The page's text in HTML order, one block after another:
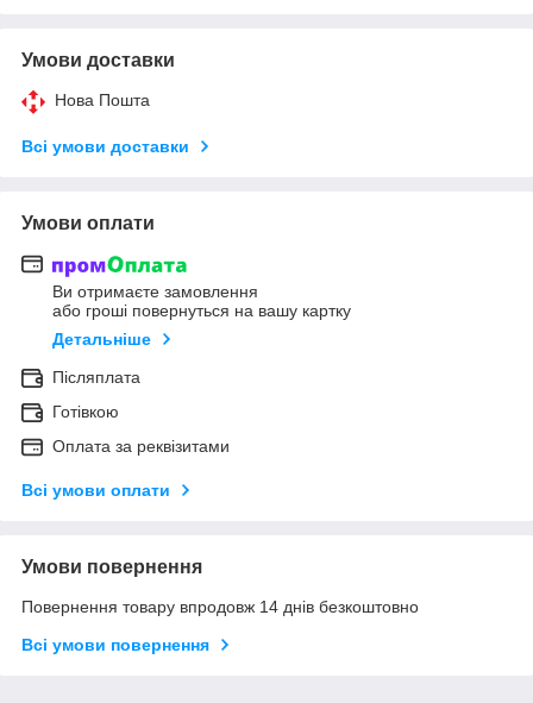
Умови доставки
Нова Пошта
Всі умови доставки
Умови оплати
Ви отримаєте замовлення
або гроші повернуться на вашу картку
Детальніше
Післяплата
Готівкою
Оплата за реквізитами
Всі умови оплати
Умови повернення
Повернення товару впродовж 14 днів безкоштовно
Всі умови повернення